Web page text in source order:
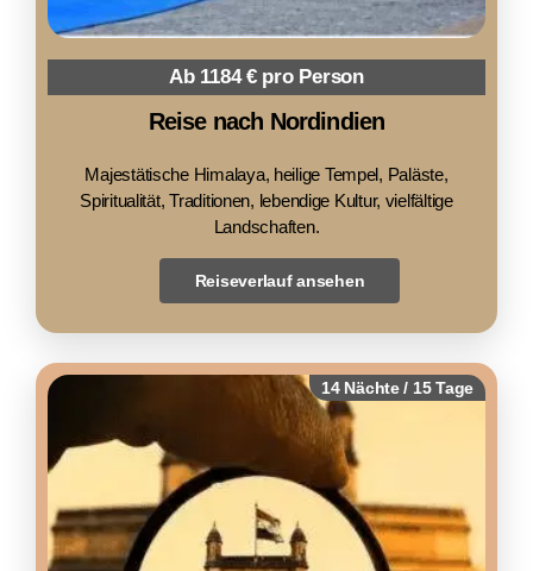
Ab 1184 € pro Person
Reise nach Nordindien
Majestätische Himalaya, heilige Tempel, Paläste,
Spiritualität, Traditionen, lebendige Kultur, vielfältige
Landschaften.
Reiseverlauf ansehen
14 Nächte / 15 Tage